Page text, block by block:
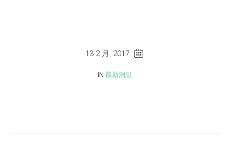
13 2 月, 2017
IN 最新消息